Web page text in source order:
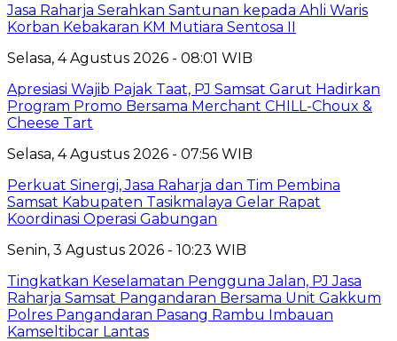
Jasa Raharja Serahkan Santunan kepada Ahli Waris
Korban Kebakaran KM Mutiara Sentosa II
Selasa, 4 Agustus 2026 - 08:01 WIB
Apresiasi Wajib Pajak Taat, PJ Samsat Garut Hadirkan
Program Promo Bersama Merchant CHILL-Choux &
Cheese Tart
Selasa, 4 Agustus 2026 - 07:56 WIB
Perkuat Sinergi, Jasa Raharja dan Tim Pembina
Samsat Kabupaten Tasikmalaya Gelar Rapat
Koordinasi Operasi Gabungan
Senin, 3 Agustus 2026 - 10:23 WIB
Tingkatkan Keselamatan Pengguna Jalan, PJ Jasa
Raharja Samsat Pangandaran Bersama Unit Gakkum
Polres Pangandaran Pasang Rambu Imbauan
Kamseltibcar Lantas